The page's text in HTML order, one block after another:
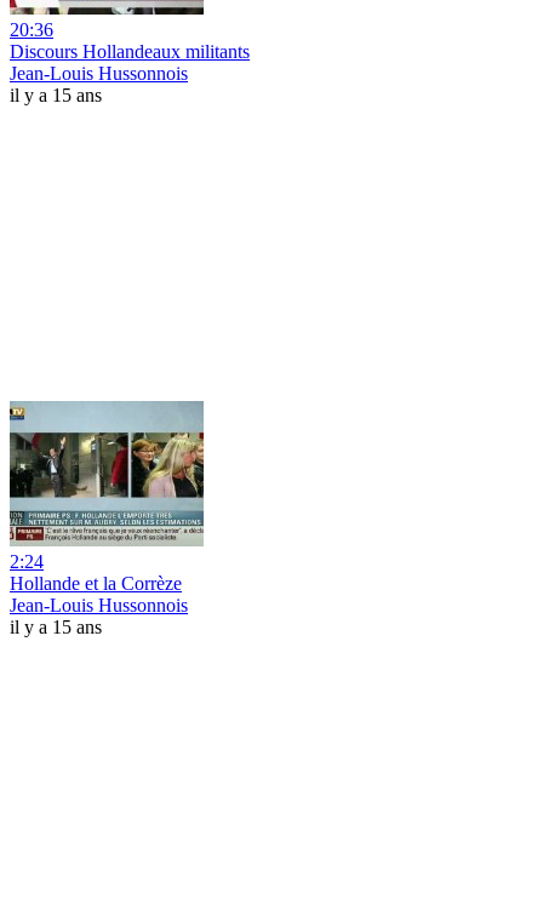
20:36
Discours Hollandeaux militants
Jean-Louis Hussonnois
il y a 15 ans
2:24
Hollande et la Corrèze
Jean-Louis Hussonnois
il y a 15 ans